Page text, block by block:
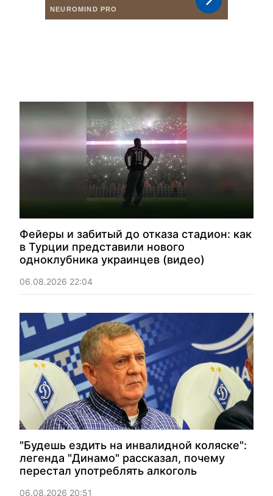
Фейеры и забитый до отказа стадион: как
в Турции представили нового
одноклубника украинцев (видео)
06.08.2026 22:04
"Будешь ездить на инвалидной коляске":
легенда "Динамо" рассказал, почему
перестал употреблять алкоголь
06.08.2026 20:51